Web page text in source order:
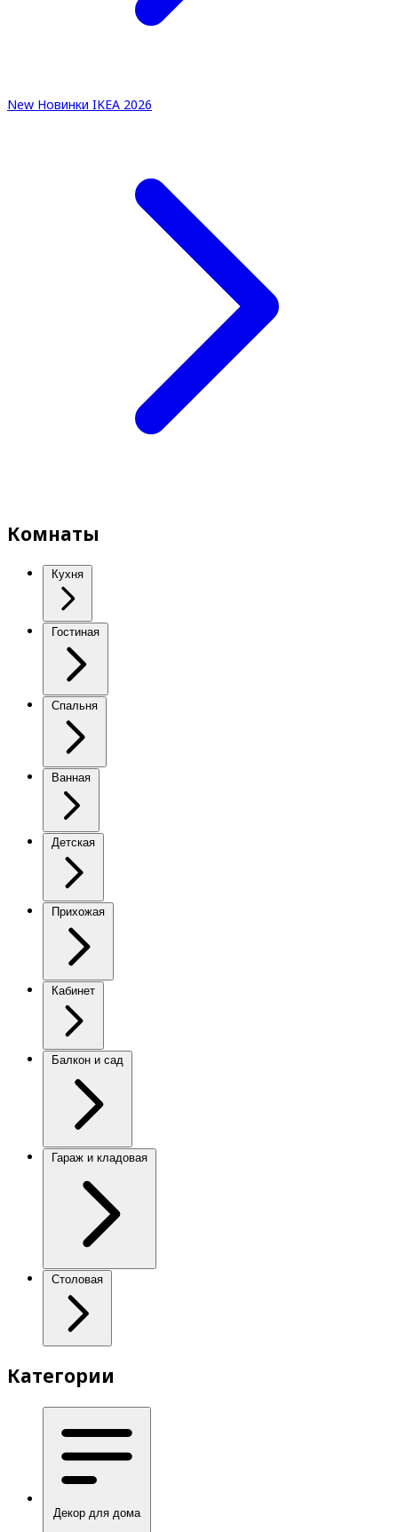
New Новинки IKEA 2026
Комнаты
Кухня
Гостиная
Спальня
Ванная
Детская
Прихожая
Кабинет
Балкон и сад
Гараж и кладовая
Столовая
Категории
Декор для дома